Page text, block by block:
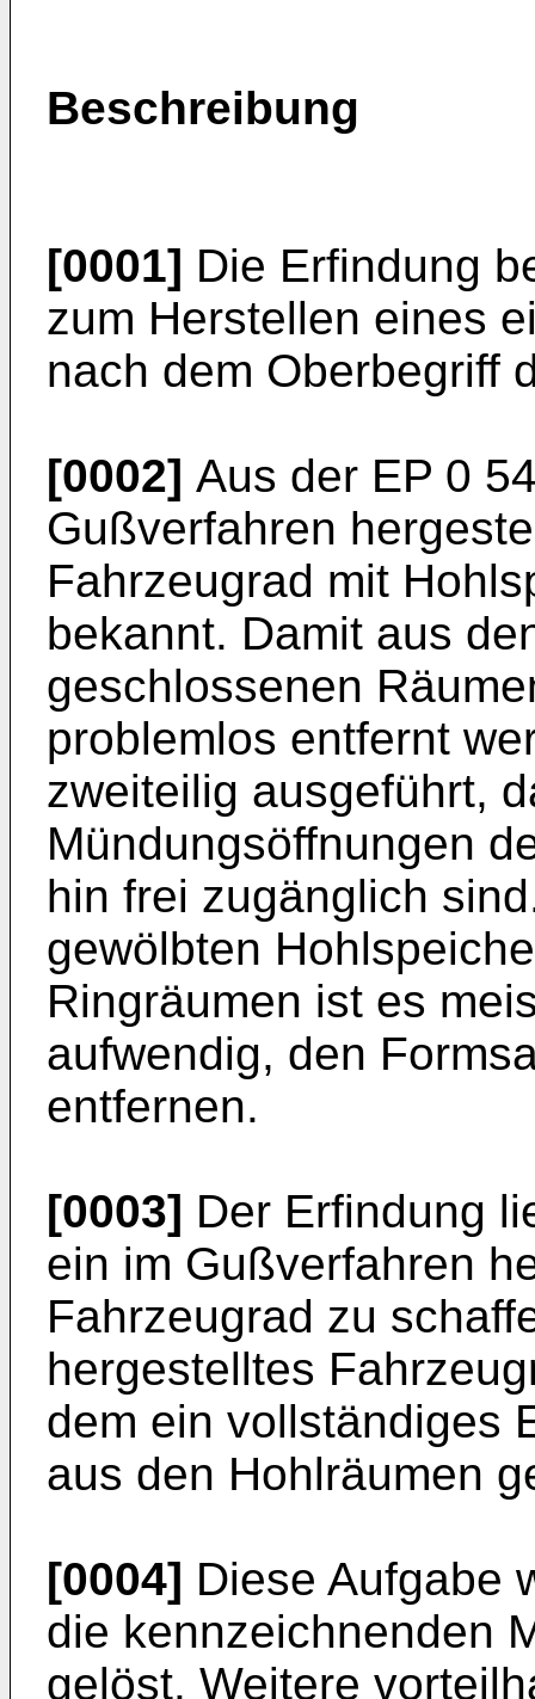
Beschreibung
[0001] Die Erfindung
zum Herstellen eines
nach dem Oberbegriff
[0002] Aus der EP 0
Gußverfahren
Fahrzeugrad mit
bekannt. Damit aus
geschlossenen
problemlos entfernt
zweiteilig ausgeführt,
Mündungsöffnungen
hin frei zugänglich
gewölbten
Ringräumen ist es
aufwendig, den
entfernen.
[0003] Der Erfindung
ein im Gußverfahren
Fahrzeugrad zu
hergestelltes
dem ein vollständiges
aus den Hohlräumen
[0004] Diese Aufgabe
die kennzeichnenden
gelöst. Weitere